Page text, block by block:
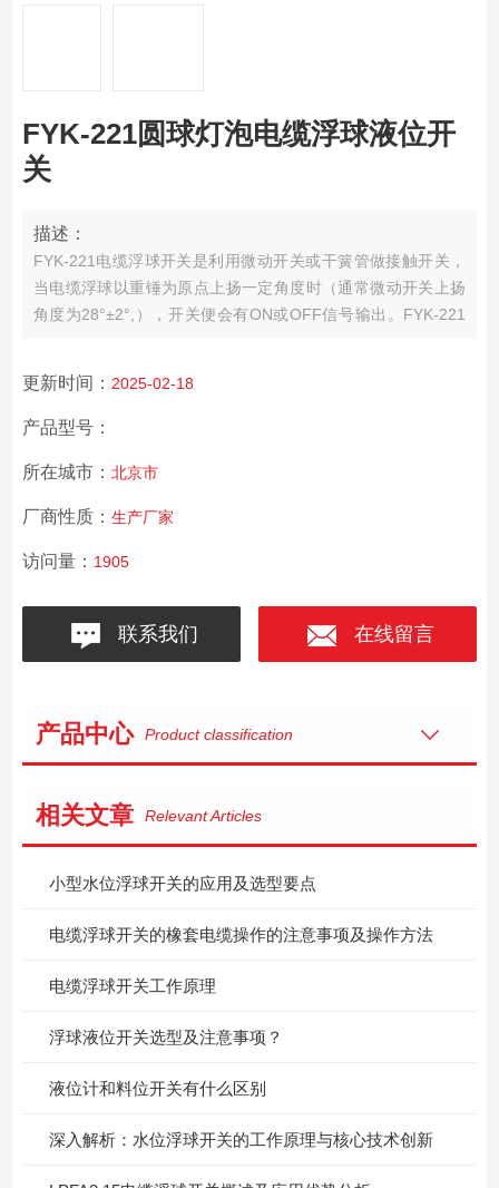
FYK-221圆球灯泡电缆浮球液位开
关
描述：
FYK-221电缆浮球开关是利用微动开关或干簧管做接触开关，
当电缆浮球以重锤为原点上扬一定角度时（通常微动开关上扬
角度为28°±2°,），开关便会有ON或OFF信号输出。FYK-221
更新时间： 2025-02-18
产品型号：
所在城市： 北京市
厂商性质： 生产厂家
访问量： 1905
联系我们 在线留言
产品中心 Product classification
相关文章 Relevant Articles
小型水位浮球开关的应用及选型要点
电缆浮球开关的橡套电缆操作的注意事项及操作方法
电缆浮球开关工作原理
浮球液位开关选型及注意事项？
液位计和料位开关有什么区别
深入解析：水位浮球开关的工作原理与核心技术创新